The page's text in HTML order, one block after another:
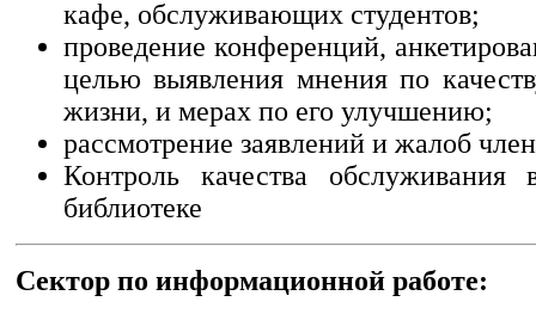
кафе, обслуживающих студентов;
проведение конференций,
целью выявления мнения по
жизни, и мерах по его улучшению;
рассмотрение заявлений и жалоб
Контроль качества обслуживания
библиотеке
Сектор по информационной работе: